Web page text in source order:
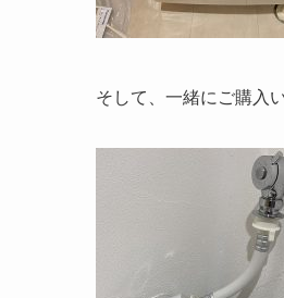
そして、一緒にご購入